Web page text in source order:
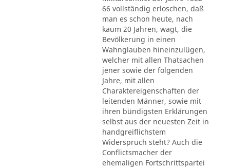
66 vollständig erloschen, daß
man es schon heute, nach
kaum 20 Jahren, wagt, die
Bevölkerung in einen
Wahnglauben hineinzulügen,
welcher mit allen Thatsachen
jener sowie der folgenden
Jahre, mit allen
Charaktereigenschaften der
leitenden Männer, sowie mit
ihren bündigsten Erklärungen
selbst aus der neuesten Zeit in
handgreiflichstem
Widerspruch steht? Auch die
Conflictsmacher der
ehemaligen Fortschrittspartei